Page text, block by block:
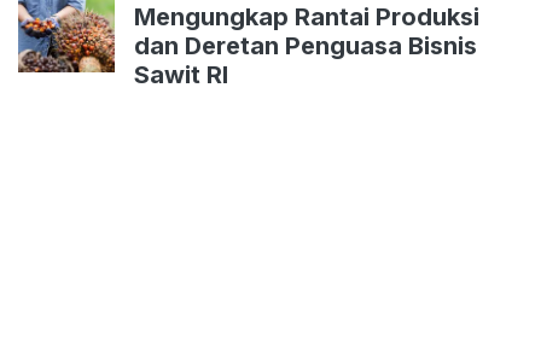
Mengungkap Rantai Produksi
dan Deretan Penguasa Bisnis
Sawit RI